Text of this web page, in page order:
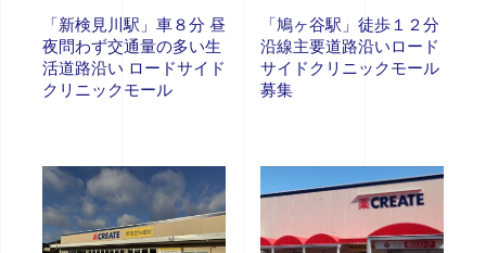
「新検見川駅」車８分 昼
夜問わず交通量の多い生
活道路沿い ロードサイド
クリニックモール
「鳩ヶ谷駅」徒歩１２分
沿線主要道路沿いロード
サイドクリニックモール
募集